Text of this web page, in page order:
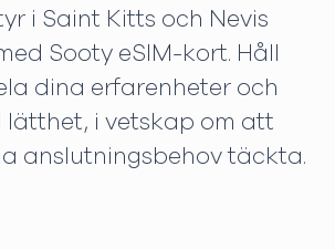
i Saint Kitts och Nevis
Sooty eSIM-kort. Håll
dina erfarenheter och
lätthet, i vetskap om att
anslutningsbehov täckta.